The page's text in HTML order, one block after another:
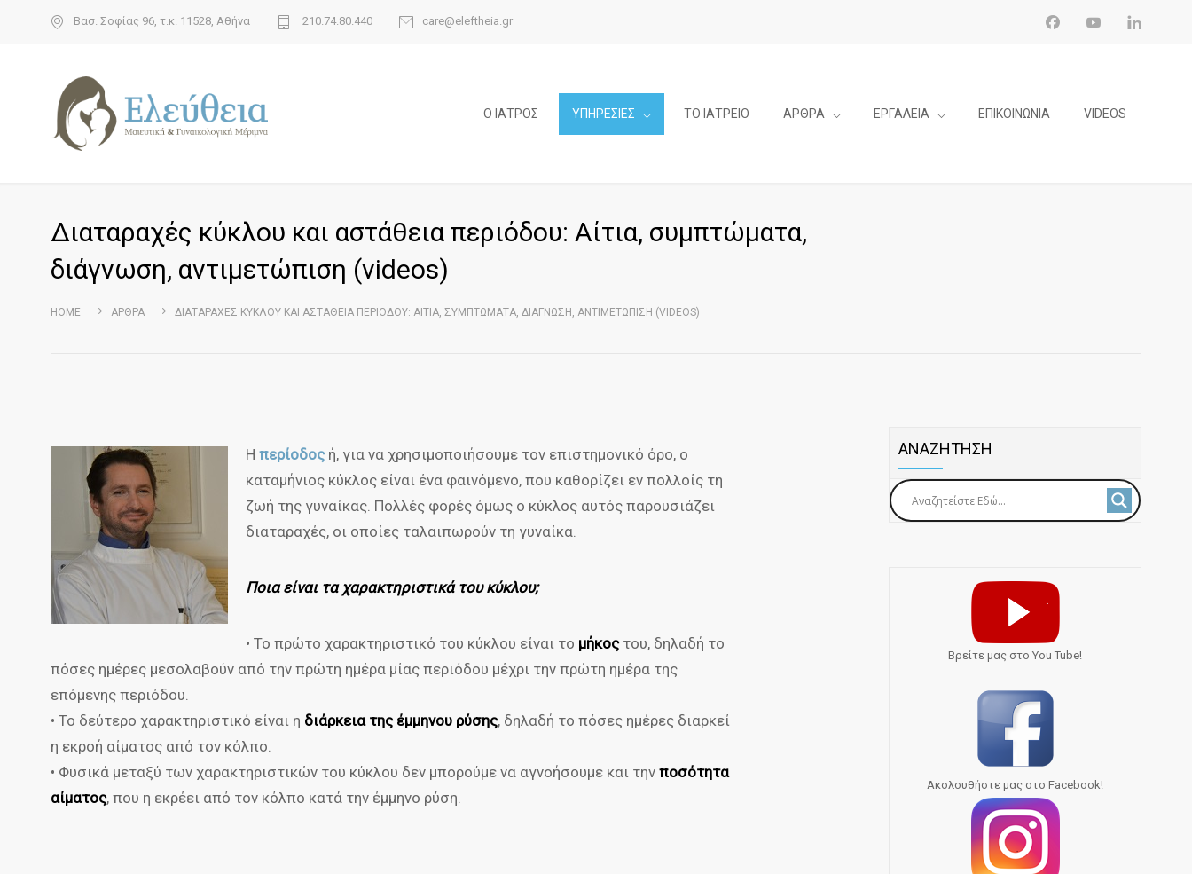
Βασ. Σοφίας 96, τ.κ. 11528, Αθήνα 210.74.80.440 care@eleftheia.gr
Ο ΙΑΤΡΟΣ ΥΠΗΡΕΣΙΕΣ ΤΟ ΙΑΤΡΕΙΟ ΑΡΘΡΑ ΕΡΓΑΛΕΙΑ ΕΠΙΚΟΙΝΩΝΙΑ VIDEOS
Διαταραχές κύκλου και αστάθεια περιόδου: Αίτια, συμπτώματα,
διάγνωση, αντιμετώπιση (videos)
HOME ΆΡΘΡΑ ΔΙΑΤΑΡΑΧΈΣ ΚΎΚΛΟΥ ΚΑΙ ΑΣΤΆΘΕΙΑ ΠΕΡΙΌΔΟΥ: ΑΊΤΙΑ, ΣΥΜΠΤΏΜΑΤΑ, ΔΙΆΓΝΩΣΗ, ΑΝΤΙΜΕΤΏΠΙΣΗ (VIDEOS)
Η περίοδος ή, για να χρησιμοποιήσουμε τον επιστημονικό όρο, ο
καταμήνιος κύκλος είναι ένα φαινόμενο, που καθορίζει εν πολλοίς τη
ζωή της γυναίκας. Πολλές φορές όμως ο κύκλος αυτός παρουσιάζει
διαταραχές, οι οποίες ταλαιπωρούν τη γυναίκα.
Ποια είναι τα χαρακτηριστικά του κύκλου;
• Το πρώτο χαρακτηριστικό του κύκλου είναι το μήκοςτου, δηλαδή το
πόσες ημέρες μεσολαβούν από την πρώτη ημέρα μίας περιόδου μέχρι την πρώτη ημέρα της
επόμενης περιόδου.
• Το δεύτερο χαρακτηριστικό είναι η διάρκεια της έμμηνου ρύσης, δηλαδή το πόσες ημέρες διαρκεί
η εκροή αίματος από τον κόλπο.
• Φυσικά μεταξύ των χαρακτηριστικών του κύκλου δεν μπορούμε να αγνοήσουμε και την ποσότητα
αίματος, που η εκρέει από τον κόλπο κατά την έμμηνο ρύση.
ΑΝΑΖΗΤΗΣΗ
Bρείτε μας στο You Tube!
Ακολουθήστε μας στο Facebook!